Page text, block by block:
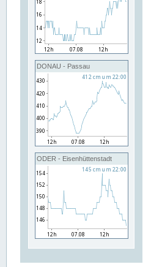
DONAU - Passau
ODER - Eisenhüttenstadt